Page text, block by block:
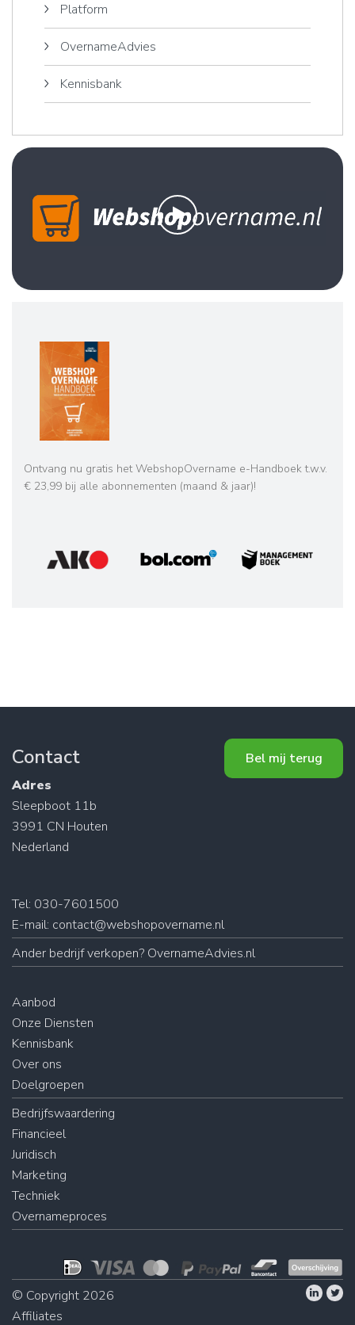
Platform
OvernameAdvies
Kennisbank
Ontvang nu gratis het WebshopOvername e-Handboek t.w.v.
€ 23,99 bij alle abonnementen (maand & jaar)!
Contact
Adres
Sleepboot 11b
3991 CN Houten
Nederland
Bel mij terug
Tel: 030-7601500
E-mail: contact@webshopovername.nl
Ander bedrijf verkopen? OvernameAdvies.nl
Aanbod
Onze Diensten
Kennisbank
Over ons
Doelgroepen
Bedrijfswaardering
Financieel
Juridisch
Marketing
Techniek
Overnameproces
© Copyright 2026
Affiliates